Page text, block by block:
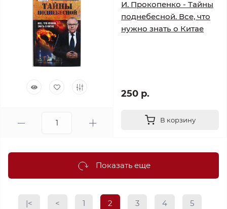
И. Прокопенко - Тайны
поднебесной. Все, что
нужно знать о Китае
250 р.
В корзину
Показать еще
|< < 1 2 3 4 5